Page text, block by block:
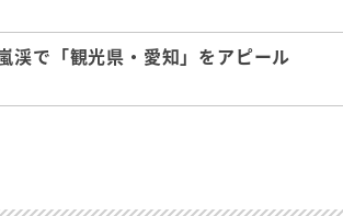
渓で「観光県・愛知」をアピール